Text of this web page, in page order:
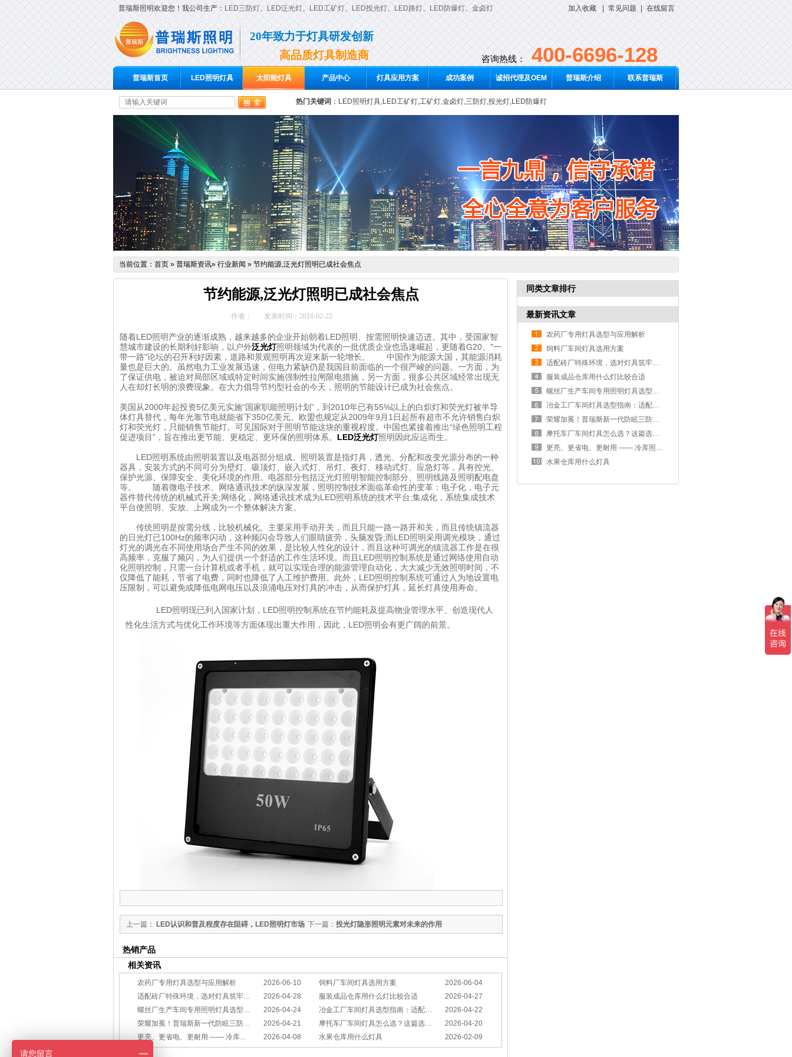
加入收藏 常见问题 在线留言
普瑞斯照明欢迎您！我公司生产： LED三防灯、 LED泛光灯、 LED工矿灯、 LED投光灯、 LED路灯、 LED防爆灯、 金卤灯
20年致力于灯具研发创新
高品质灯具制造商
咨询热线： 400-6696-128
普瑞斯首页 LED照明灯具 太阳能灯具 产品中心 灯具应用方案 成功案例 诚招代理及OEM 普瑞斯介绍 联系普瑞斯
热门关键词 ： LED照明灯具,LED工矿灯,工矿灯,金卤灯,三防灯,投光灯,LED防爆灯
当前位置： 首页 » 普瑞斯资讯» 行业新闻 » 节约能源,泛光灯照明已成社会焦点
节约能源,泛光灯照明已成社会焦点
作者： 发表时间：2018-02-22
随着LED照明产业的逐渐成熟，越来越多的企业开始朝着LED照明、按需照明快速迈进。其中，受国家智
慧城市建设的长期利好影响，以户外泛光灯照明领域为代表的一批优质企业也迅速崛起，更随着G20、"一
带一路"论坛的召开利好因素，道路和景观照明再次迎来新一轮增长。 中国作为能源大国，其能源消耗
量也是巨大的。虽然电力工业发展迅速，但电力紧缺仍是我国目前面临的一个很严峻的问题。一方面，为
了保证供电，被迫对局部区域或特定时间实施强制性拉闸限电措施，另一方面，很多公共区域经常出现无
人在却灯长明的浪费现象。在大力倡导节约型社会的今天，照明的节能设计已成为社会焦点。
美国从2000年起投资5亿美元实施“国家职能照明计划”，到2010年已有55%以上的白炽灯和荧光灯被半导
体灯具替代，每年光靠节电就能省下350亿美元。欧盟也规定从2009年9月1日起所有超市不允许销售白炽
灯和荧光灯，只能销售节能灯。可见国际对于照明节能这块的重视程度。中国也紧接着推出“绿色照明工程
促进项目”，旨在推出更节能、更稳定、更环保的照明体系。 LED泛光灯照明因此应运而生。
LED照明系统由照明装置以及电器部分组成。照明装置是指灯具，透光、分配和改变光源分布的一种
器具，安装方式的不同可分为壁灯、吸顶灯、嵌入式灯、吊灯、夜灯、移动式灯、应急灯等，具有控光、
保护光源、保障安全、美化环境的作用。电器部分包括泛光灯照明智能控制部分、照明线路及照明配电盘
等。 随着微电子技术、网络通讯技术的纵深发展，照明控制技术面临革命性的变革：电子化，电子元
器件替代传统的机械式开关;网络化，网络通讯技术成为LED照明系统的技术平台;集成化，系统集成技术
平台使照明、安放、上网成为一个整体解决方案。
传统照明是按需分线，比较机械化。主要采用手动开关，而且只能一路一路开和关，而且传统镇流器
的日光灯已100Hz的频率闪动，这种频闪会导致人们眼睛疲劳，头脑发昏;而LED照明采用调光模块，通过
灯光的调光在不同使用场合产生不同的效果，是比较人性化的设计，而且这种可调光的镇流器工作是在很
高频率，克服了频闪，为人们提供一个舒适的工作生活环境。而且LED照明控制系统是通过网络使用自动
化照明控制，只需一台计算机或者手机，就可以实现合理的能源管理自动化，大大减少无效照明时间，不
仅降低了能耗，节省了电费，同时也降低了人工维护费用。此外，LED照明控制系统可通过人为地设置电
压限制，可以避免或降低电网电压以及浪涌电压对灯具的冲击，从而保护灯具，延长灯具使用寿命。
LED照明现已列入国家计划，LED照明控制系统在节约能耗及提高物业管理水平、创造现代人
性化生活方式与优化工作环境等方面体现出重大作用，因此，LED照明会有更广阔的前景。
下一篇： 投光灯隐形照明元素对未来的作用
上一篇： LED认识和普及程度存在阻碍，LED照明灯市场
热销产品
相关资讯
2026-06-10
农药厂专用灯具选型与应用解析 2026-06-04
饲料厂车间灯具选用方案
2026-04-28
适配砖厂特殊环境，选对灯具筑牢生产安全线 2026-04-27
服装成品仓库用什么灯比较合适
2026-04-24
螺丝厂生产车间专用照明灯具选型方案 2026-04-22
冶金工厂车间灯具选型指南：适配恶劣工况，筑牢安全照明防线
2026-04-21
荣耀加冕！普瑞斯新一代防眩三防灯BC-L斩获2026阿拉丁神灯奖 2026-04-20
摩托车厂车间灯具怎么选？这篇选型指南，帮你避坑又节能
2026-04-08
更亮、更省电、更耐用 —— 冷库照明优选 2026-02-09
水果仓库用什么灯具
同类文章排行
最新资讯文章
农药厂专用灯具选型与应用解析
饲料厂车间灯具选用方案
适配砖厂特殊环境，选对灯具筑牢生产安全线
服装成品仓库用什么灯比较合适
螺丝厂生产车间专用照明灯具选型方案
冶金工厂车间灯具选型指南：适配恶劣工况，筑牢安全照明防线
荣耀加冕！普瑞斯新一代防眩三防灯BC-L斩获2026阿拉丁神灯奖
摩托车厂车间灯具怎么选？这篇选型指南，帮你避坑又节能
更亮、更省电、更耐用 —— 冷库照明优选
水果仓库用什么灯具
请您留言